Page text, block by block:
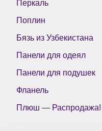
Перкаль
Поплин
Бязь из Узбекистана
Панели для одеял
Панели для подушек
Фланель
Плюш — Распродажа!